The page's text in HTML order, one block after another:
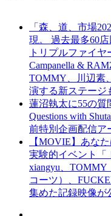
「森、道、市場
現。 過去最多60
トリプルファイヤ
Campanella &
TOMMY、川辺素
演する新ステージ
蓮沼執太に55の質
Questions with
前特別企画配信ア
【MOVIE】あな
実験的イベント「
xiangyu、
コーツ）、
集めた記録映像が